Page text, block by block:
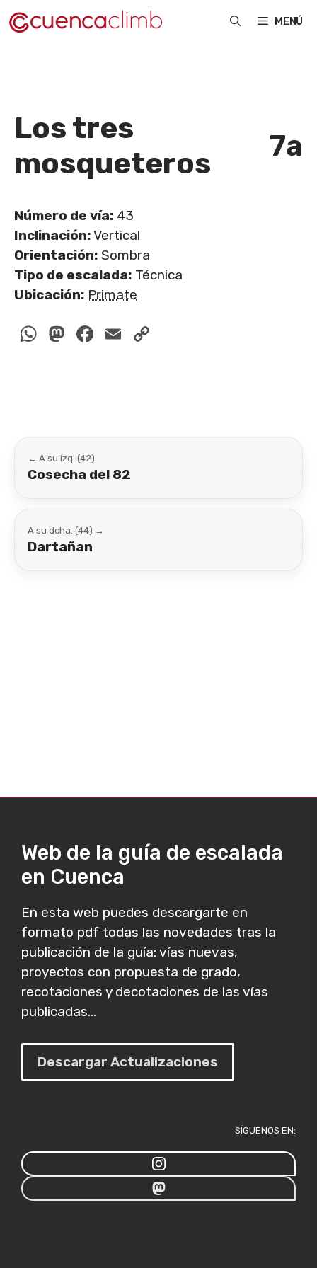
Saltar
al
MENÚ
Los tres
mosqueteros
7a
Número de vía: 43
Inclinación:Vertical
Orientación: Sombra
Tipo de escalada: Técnica
Ubicación: Primate
WhatsApp
Mastodon
Facebook
Email
← A su izq. (42)
Cosecha del 82
A su dcha. (44) →
Dartañan
Web de la guía de escalada
en Cuenca
En esta web puedes descargarte en
formato pdf todas las novedades tras la
publicación de la guía: vías nuevas,
proyectos con propuesta de grado,
recotaciones y decotaciones de las vías
publicadas...
Descargar Actualizaciones
SÍGUENOS EN: